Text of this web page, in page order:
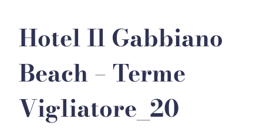
Hotel Il Gabbiano
Beach – Terme
Vigliatore_20